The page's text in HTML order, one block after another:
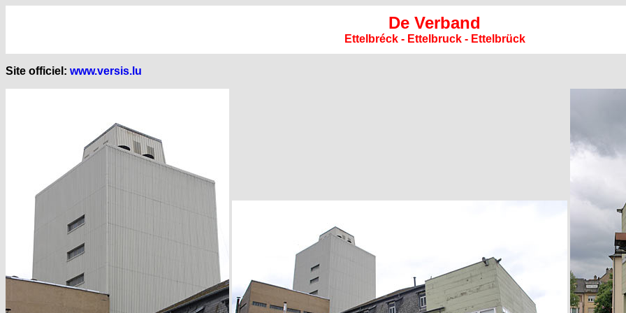
De Verband
Ettelbréck - Ettelbruck - Ettelbrück
Site officiel: www.versis.lu